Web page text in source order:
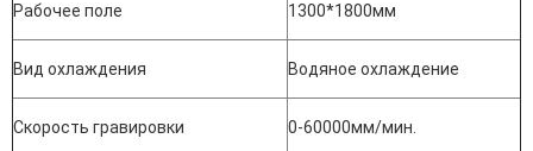
Рабочее поле 1300*1800мм
Вид охлаждения Водяное охлаждение
Скорость гравировки 0-60000мм/мин.